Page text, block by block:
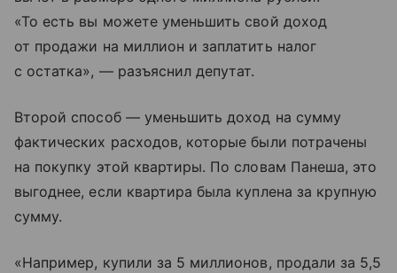
«То есть вы можете уменьшить свой доход
от продажи на миллион и заплатить налог
с остатка», — разъяснил депутат.
Второй способ — уменьшить доход на сумму
фактических расходов, которые были потрачены
на покупку этой квартиры. По словам Панеша, это
выгоднее, если квартира была куплена за крупную
сумму.
«Например, купили за 5 миллионов, продали за 5,5